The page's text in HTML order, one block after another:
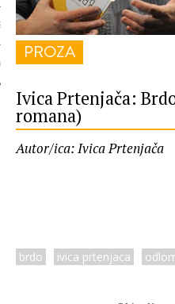
PROZA
Ivica Prtenjača:
romana)
Autor/ica: Ivica Prtenjača
brdo ivica prtenjaca